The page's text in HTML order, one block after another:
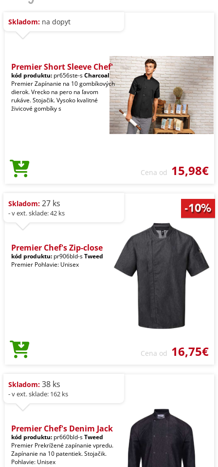
Skladom: na dopyt
Premier Short Sleeve Chef'
kód produktu: pr656ste-sCharcoal
Premier Zapínanie na 10 gombíkových
dierok. Vrecko na pero na ľavom
rukáve. Stojačik. Vysoko kvalitné
živicové gombíky s
Cena od 15,98€
Skladom: 27 ks
- v ext. sklade: 42 ks
Premier Chef's Zip-close
kód produktu: pr906bld-sTweed
Premier Pohlavie: Unisex
Cena od 16,75€
Skladom: 38 ks
- v ext. sklade: 162 ks
Premier Chef's Denim Jack
kód produktu: pr660bld-sTweed
Premier Prekrížené zapínanie vpredu.
Zapínanie na 10 patentiek. Stojačik.
Pohlavie: Unisex